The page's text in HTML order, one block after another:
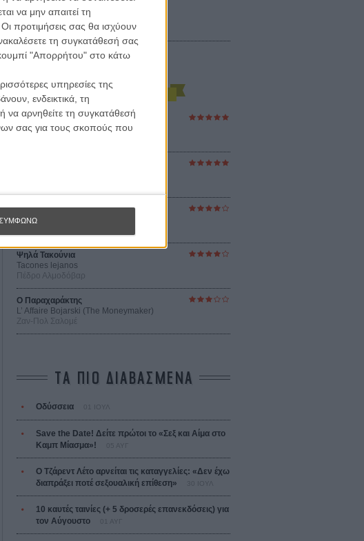
να μην απαιτεί τη
προτιμήσεις σας θα ισχύουν
τη συγκατάθεσή σας
"Απορρήτου" στο κάτω
υπηρεσίες της
ενδεικτικά, τη
να αρνηθείτε τη συγκατάθεσή
σας για τους σκοπούς που
Οι Αρμονίες Βερκμάιστερ
Werckmeister Harmonies
Οδύσσεια
The Odyssey
Ψηλά Τακούνια
Tacones lejanos
Πέδρο Αλμοδόβαρ
Ο Παραχαράκτης
L’ Affaire Bojarski (The Moneymaker)
Ζαν-Πολ Σαλομέ
ΤΑ ΠΙΟ ΔΙΑΒΑΣΜΕΝΑ
Οδύσσεια
Save the Date! Δείτε πρώτοι το «Σεξ και Αίμα στο
Καμπ Μίασμα»!
Ο Τζάρεντ Λέτο αρνείται τις καταγγελίες: «Δεν έχω
διαπράξει ποτέ σεξουαλική επίθεση»
10 καυτές ταινίες (+ 5 δροσερές επανεκδόσεις) για
τον Αύγουστο